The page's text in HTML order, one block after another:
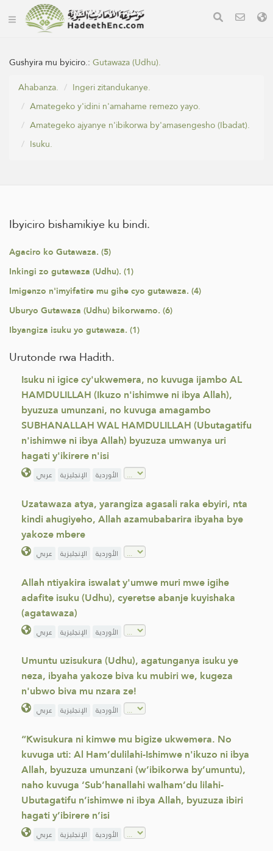
Gushyira mu byiciro.:Gutawaza (Udhu).
Ahabanza.
Ingeri zitandukanye.
Amategeko y'idini n'amahame remezo yayo.
Amategeko ajyanye n'ibikorwa by'amasengesho (Ibadat).
Isuku.
Ibyiciro bishamikiye ku bindi.
Agaciro ko Gutawaza. (5)
Inkingi zo gutawaza (Udhu). (1)
Imigenzo n'imyifatire mu gihe cyo gutawaza. (4)
Uburyo Gutawaza (Udhu) bikorwamo. (6)
Ibyangiza isuku yo gutawaza. (1)
Urutonde rwa Hadith.
Isuku ni igice cy'ukwemera, no kuvuga ijambo AL
HAMDULILLAH (Ikuzo n'ishimwe ni ibya Allah),
byuzuza umunzani, no kuvuga amagambo
SUBHANALLAH WAL HAMDULILLAH (Ubutagatifu
n'ishimwe ni ibya Allah) byuzuza umwanya uri
hagati y'ikirere n'isi
عربي الإنجليزية الأوردية
Uzatawaza atya, yarangiza agasali raka ebyiri, nta
kindi ahugiyeho, Allah azamubabarira ibyaha bye
yakoze mbere
عربي الإنجليزية الأوردية
Allah ntiyakira iswalat y'umwe muri mwe igihe
adafite isuku (Udhu), cyeretse abanje kuyishaka
(agatawaza)
عربي الإنجليزية الأوردية
Umuntu uzisukura (Udhu), agatunganya isuku ye
neza, ibyaha yakoze biva ku mubiri we, kugeza
n'ubwo biva mu nzara ze!
عربي الإنجليزية الأوردية
“Kwisukura ni kimwe mu bigize ukwemera. No
kuvuga uti: Al Ham’dulilahi-Ishimwe n'ikuzo ni ibya
Allah, byuzuza umunzani (w’ibikorwa by’umuntu),
naho kuvuga ‘Sub’hanallahi walham’du lilahi-
Ubutagatifu n’ishimwe ni ibya Allah, byuzuza ibiri
hagati y’ibirere n’isi
عربي الإنجليزية الأوردية